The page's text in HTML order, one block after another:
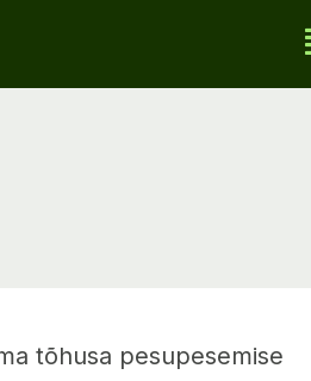
tõhusa pesupesemise